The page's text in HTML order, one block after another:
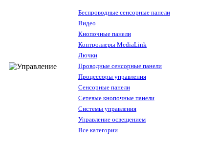
Беспроводные сенсорные панели
Видео
Кнопочные панели
Контроллеры MediaLink
Лючки
Проводные сенсорные панели
Процессоры управления
Сенсорные панели
Сетевые кнопочные панели
Системы управления
Управление освещением
Все категории